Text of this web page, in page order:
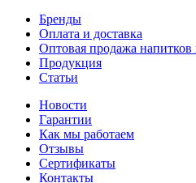
Бренды
Оплата и доставка
Оптовая продажа
Продукция
Статьи
Новости
Гарантии
Как мы работаем
Отзывы
Сертификаты
Контакты